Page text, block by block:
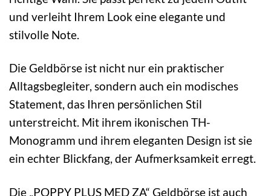
und verleiht Ihrem Look eine elegante und
stilvolle Note.
Die Geldbörse ist nicht nur ein praktischer
Alltagsbegleiter, sondern auch ein modisches
Statement, das Ihren persönlichen Stil
unterstreicht. Mit ihrem ikonischen TH-
Monogramm und ihrem eleganten Design ist sie
ein echter Blickfang, der Aufmerksamkeit erregt.
Die „POPPY PLUS MED ZA“ Geldbörse ist auch